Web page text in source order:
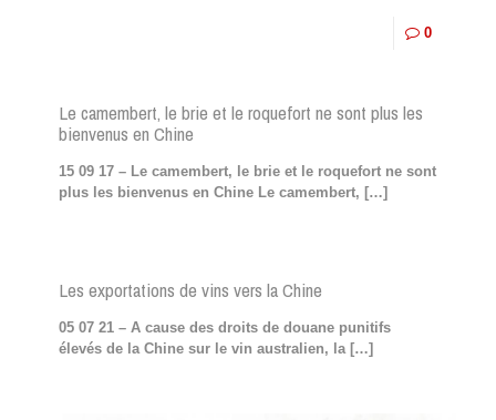
0
Le camembert, le brie et le roquefort ne sont plus les
bienvenus en Chine
15 09 17 – Le camembert, le brie et le roquefort ne sont
plus les bienvenus en Chine Le camembert, […]
Les exportations de vins vers la Chine
05 07 21 – A cause des droits de douane punitifs
élevés de la Chine sur le vin australien, la[…]